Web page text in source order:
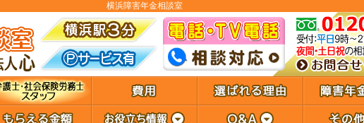
横浜障害年金相談室